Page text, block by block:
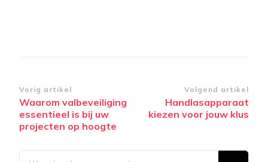
Bericht
navigatie
Vorig artikel
Waarom valbeveiliging
essentieel is bij uw
projecten op hoogte
Volgend artikel
Handlasapparaat
kiezen voor jouw klus
Op